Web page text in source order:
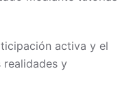
activa y el
y